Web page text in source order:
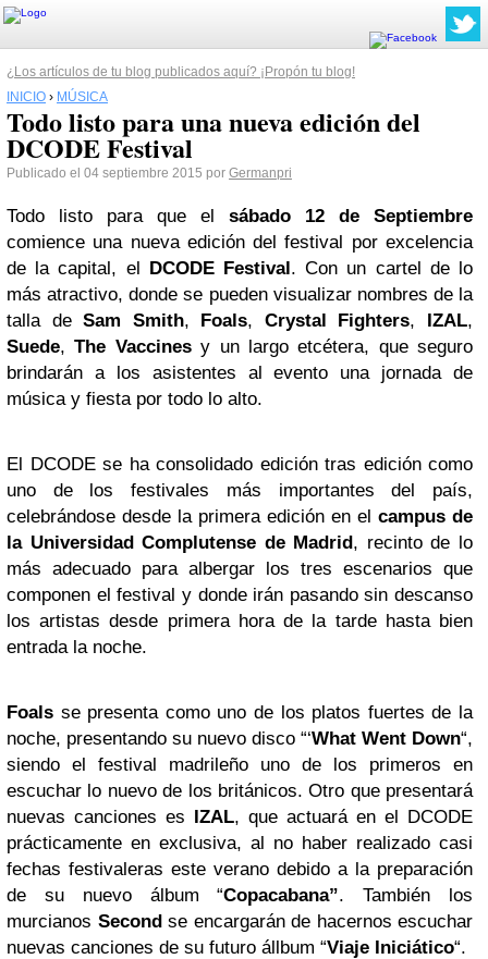
¿Los artículos de tu blog publicados aquí? ¡Propón tu blog!
INICIO › MÚSICA
Todo listo para una nueva edición del
DCODE Festival
Publicado el 04 septiembre 2015 por Germanpri
Todo listo para que el sábado 12 de Septiembre
comience una nueva edición del festival por excelencia
de la capital, el DCODE Festival. Con un cartel de lo
más atractivo, donde se pueden visualizar nombres de la
talla deSam Smith, Foals, Crystal Fighters, IZAL,
Suede,The Vaccinesy un largo etcétera, que seguro
brindarán a los asistentes al evento una jornada de
música y fiesta por todo lo alto.
El DCODE se ha consolidado edición tras edición como
uno de los festivales más importantes del país,
celebrándose desde la primera edición en el campus de
la Universidad Complutense de Madrid, recinto de lo
más adecuado para albergar los tres escenarios que
componen el festival y donde irán pasando sin descanso
los artistas desde primera hora de la tarde hasta bien
entrada la noche.
Foals se presenta como uno de los platos fuertes de la
noche, presentando su nuevo disco “‘What Went Down“,
siendo el festival madrileño uno de los primeros en
escuchar lo nuevo de los británicos. Otro que presentará
nuevas canciones es IZAL, que actuará en el DCODE
prácticamente en exclusiva, al no haber realizado casi
fechas festivaleras este verano debido a la preparación
de su nuevo álbum “Copacabana”. También los
murcianos Secondse encargarán de hacernos escuchar
nuevas canciones de su futuro állbum “Viaje Iniciático“.